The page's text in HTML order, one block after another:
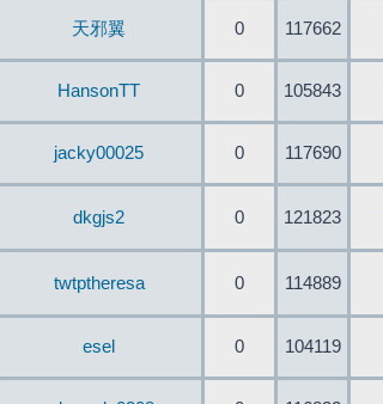
天邪翼 0 117662
HansonTT 0 105843
jacky00025 0 117690
dkgjs2 0 121823
twtptheresa 0 114889
esel 0 104119